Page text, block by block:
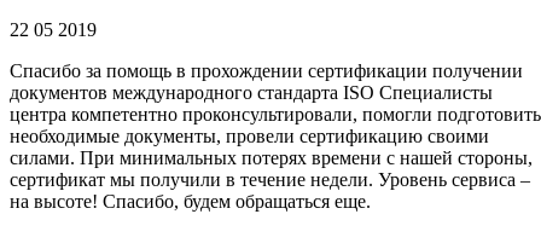
22 05 2019
Спасибо за помощь в прохождении сертификации получении
документов международного стандарта ISO Специалисты
центра компетентно проконсультировали, помогли подготовить
необходимые документы, провели сертификацию своими
силами. При минимальных потерях времени с нашей стороны,
сертификат мы получили в течение недели. Уровень сервиса –
на высоте! Спасибо, будем обращаться еще.